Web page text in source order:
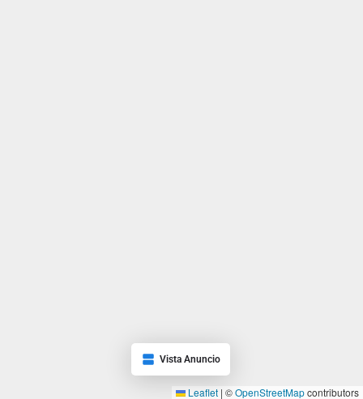
Leaflet | ©OpenStreetMapcontributors
Vista Anuncio